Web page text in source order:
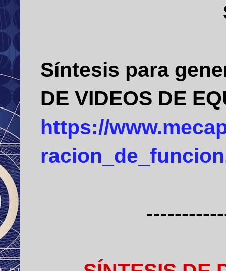
Síntesis para
DE VIDEOS DE
https://